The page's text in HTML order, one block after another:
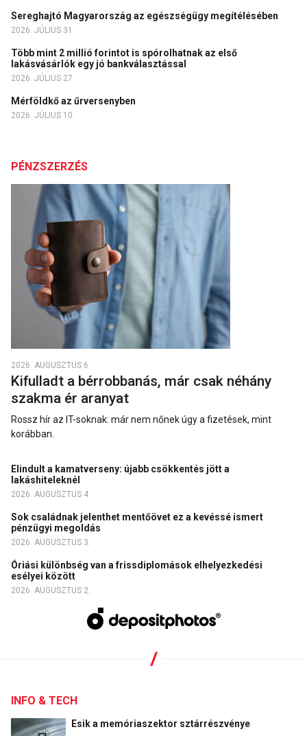
Sereghajtó Magyarország az egészségügy megítélésében
2026. JÚLIUS 31.
Több mint 2 millió forintot is spórolhatnak az első
lakásvásárlók egy jó bankválasztással
2026. JÚLIUS 27.
Mérföldkő az űrversenyben
2026. JÚLIUS 10.
PÉNZSZERZÉS
2026. AUGUSZTUS 6.
Kifulladt a bérrobbanás, már csak néhány
szakma ér aranyat
Rossz hír az IT-soknak: már nem nőnek úgy a fizetések, mint
korábban.
Elindult a kamatverseny: újabb csökkentés jött a
lakáshiteleknél
2026. AUGUSZTUS 4.
Sok családnak jelenthet mentőövet ez a kevéssé ismert
pénzügyi megoldás
2026. AUGUSZTUS 3.
Óriási különbség van a frissdiplomások elhelyezkedési
esélyei között
2026. AUGUSZTUS 2.
INFO & TECH
Esik a memóriaszektor sztárrészvénye